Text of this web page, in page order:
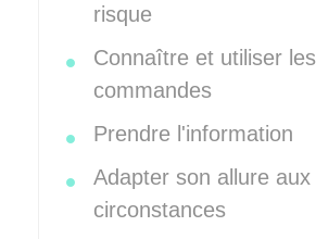
risque
Connaître et utiliser les
commandes
Prendre l'information
Adapter son allure aux
circonstances